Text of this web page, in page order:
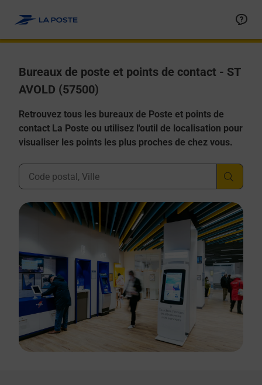
Bureaux de poste et points de contact - ST
AVOLD (57500)
Retrouvez tous les bureaux de Poste et points de
contact La Poste ou utilisez l'outil de localisation pour
visualiser les points les plus proches de chez vous.
Ville, Département, Code Postal